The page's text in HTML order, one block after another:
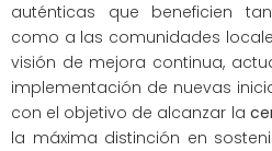
auténticas que beneficien
como a las comunidades
visión de mejora continua,
implementación de nuevas
con el objetivo de alcanzar la
la máxima distinción en